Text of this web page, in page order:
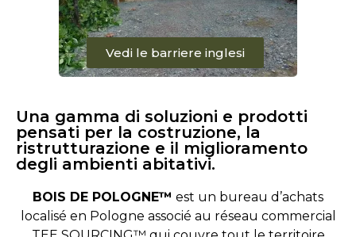
Vedi le barriere inglesi
Una gamma di soluzioni e prodotti
pensati per la costruzione, la
ristrutturazione e il miglioramento
degli ambienti abitativi.
BOIS DE POLOGNE™ est un bureau d’achats
localisé en Pologne associé au réseau commercial